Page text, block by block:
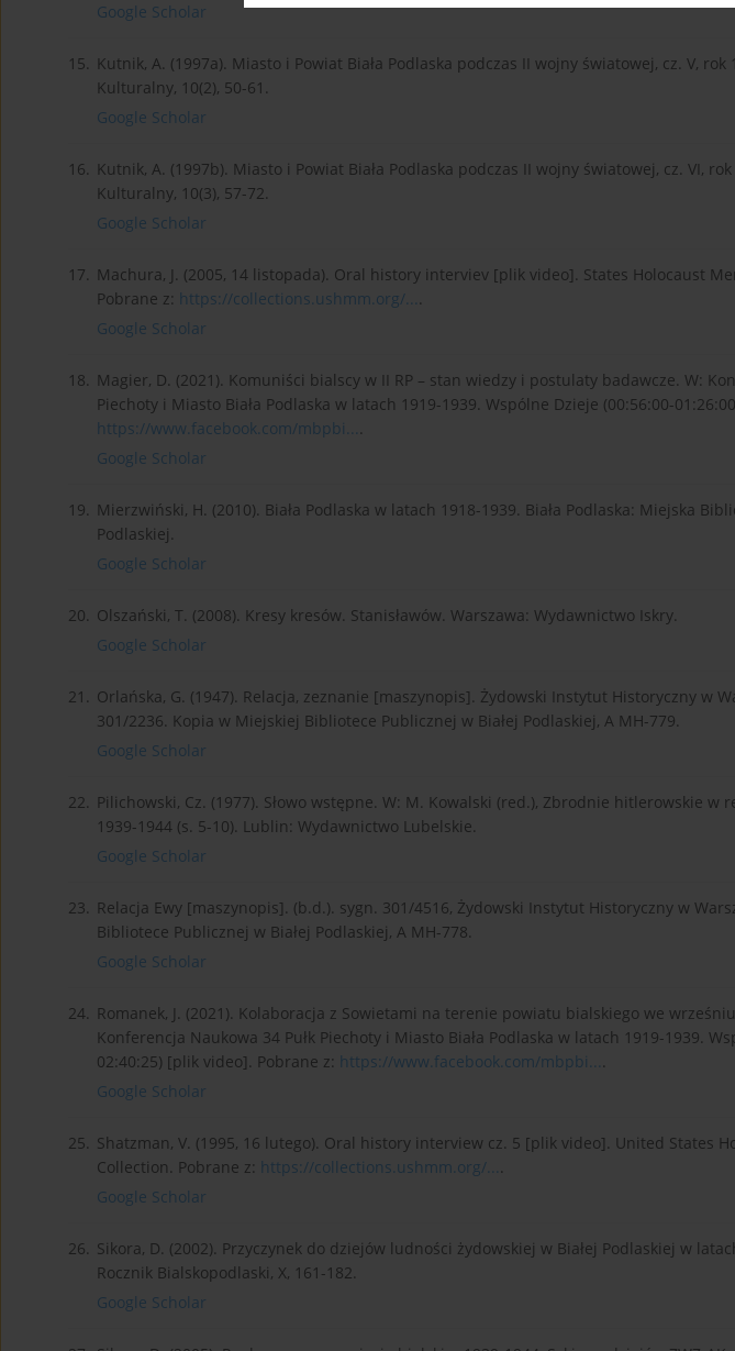
Google Scholar
15. Kutnik, A. (1997a). Miasto i Powiat Biała Podlaska podczas II wojny światowej, cz. V,
Kulturalny, 10(2), 50-61.
Google Scholar
16. Kutnik, A. (1997b). Miasto i Powiat Biała Podlaska podczas II wojny światowej, cz. VI,
Kulturalny, 10(3), 57-72.
Google Scholar
17. Machura, J. (2005, 14 listopada). Oral history interviev [plik video]. States Holocaust
Pobrane z: https://collections.ushmm.org/....
Google Scholar
18. Magier, D. (2021). Komuniści bialscy w II RP – stan wiedzy i postulaty badawcze. W:
Piechoty i Miasto Biała Podlaska w latach 1919-1939. Wspólne Dzieje (00:56:00-
https://www.facebook.com/mbpbi....
Google Scholar
19. Mierzwiński, H. (2010). Biała Podlaska w latach 1918-1939. Biała Podlaska: Miejska
Podlaskiej.
Google Scholar
20. Olszański, T. (2008). Kresy kresów. Stanisławów. Warszawa: Wydawnictwo Iskry.
Google Scholar
21. Orlańska, G. (1947). Relacja, zeznanie [maszynopis]. Żydowski Instytut Historyczny w
301/2236. Kopia w Miejskiej Bibliotece Publicznej w Białej Podlaskiej, A MH-779.
Google Scholar
22. Pilichowski, Cz. (1977). Słowo wstępne. W: M. Kowalski (red.), Zbrodnie hitlerowskie w
1939-1944 (s. 5-10). Lublin: Wydawnictwo Lubelskie.
Google Scholar
23. Relacja Ewy [maszynopis]. (b.d.). sygn. 301/4516, Żydowski Instytut Historyczny w
Bibliotece Publicznej w Białej Podlaskiej, A MH-778.
Google Scholar
24. Romanek, J. (2021). Kolaboracja z Sowietami na terenie powiatu bialskiego we
Konferencja Naukowa 34 Pułk Piechoty i Miasto Biała Podlaska w latach 1919-1939.
02:40:25) [plik video]. Pobrane z: https://www.facebook.com/mbpbi....
Google Scholar
25. Shatzman, V. (1995, 16 lutego). Oral history interview cz. 5 [plik video]. United States
Collection. Pobrane z: https://collections.ushmm.org/....
Google Scholar
26. Sikora, D. (2002). Przyczynek do dziejów ludności żydowskiej w Białej Podlaskiej w
Rocznik Bialskopodlaski, X, 161-182.
Google Scholar